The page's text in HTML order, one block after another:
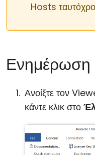
Hosts
Ανοίξτε τον
κάντε κλικ στο